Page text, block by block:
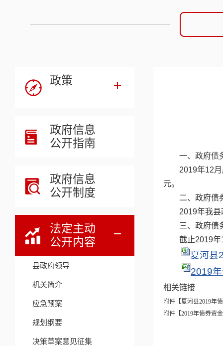
政策
政府信息
公开指南
政府信息
公开制度
法定主动
公开内容
县政府领导
机关简介
应急预案
规划纲要
决策草案意见征集
一、政府债
2019年12
元。
二、政府债
2019年我
三、政府债
截止2019
夏河县
2019
相关链接
附件【夏河县2019年
附件【2019年债券资